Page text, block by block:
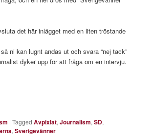
det här inlägget med en liten tröstande
ni kan lugnt andas ut och svara “nej tack”
dyker upp för att fråga om en intervju.
|Tagged Avpixlat,Journalism,SD,
,Sverigevänner